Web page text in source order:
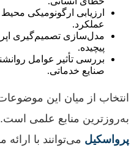
عملکرد.
مدل‌سازی تصمیم‌گیری
پیچیده.
بررسی تأثیر عوامل
صنایع خدماتی.
انتخاب از میان این
به‌روزترین منابع علمی
پرواسکیل می‌توانند با